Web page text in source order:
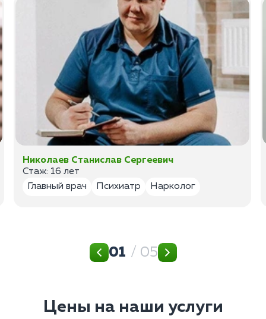
Николаев Станислав Сергеевич
Стаж: 16 лет
Главный врач
Психиатр Нарколог
01 / 05
Цены на наши услуги